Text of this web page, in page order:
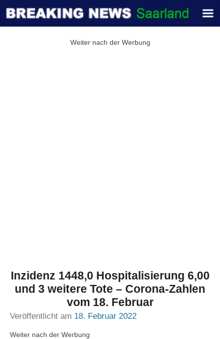
Weiter nach der Werbung
Inzidenz 1448,0 Hospitalisierung 6,00
und 3 weitere Tote – Corona-Zahlen
vom 18. Februar
Veröffentlicht am 18. Februar 2022
Weiter nach der Werbung